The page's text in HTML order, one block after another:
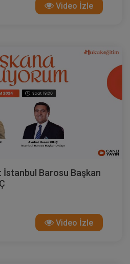
Video İzle
İstanbul Barosu Başkan
Video İzle